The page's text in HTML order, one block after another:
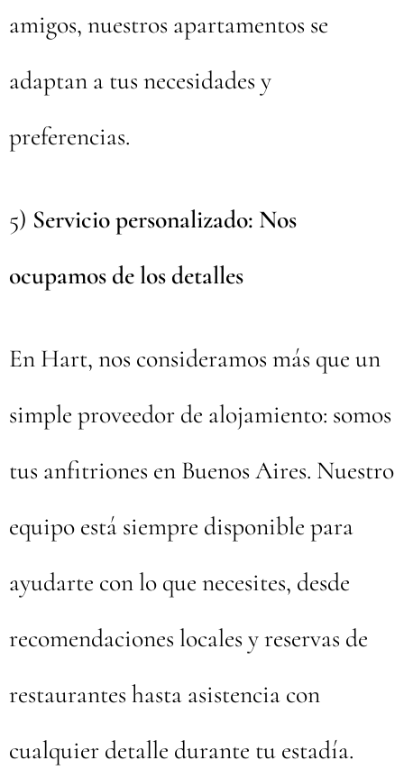
amigos, nuestros apartamentos se
adaptan a tus necesidades y
preferencias.
5) Servicio personalizado: Nos
ocupamos de los detalles
En Hart, nos consideramos más que un
simple proveedor de alojamiento: somos
tus anfitriones en Buenos Aires. Nuestro
equipo está siempre disponible para
ayudarte con lo que necesites, desde
recomendaciones locales y reservas de
restaurantes hasta asistencia con
cualquier detalle durante tu estadía.